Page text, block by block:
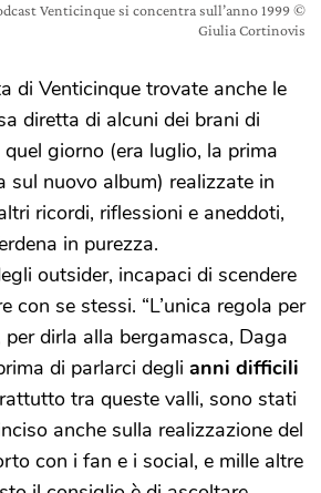
Venticinque si concentra sull’anno 1999 ©
Giulia Cortinovis
di Venticinque trovate anche le
diretta di alcuni dei brani di
giorno (era luglio, la prima
sul nuovo album) realizzate in
ricordi, riflessioni e aneddoti,
in purezza.
outsider, incapaci di scendere
con se stessi. “L’unica regola per
dirla alla bergamasca, Daga
di parlarci degli anni difficili
tra queste valli, sono stati
anche sulla realizzazione del
con i fan e i social, e mille altre